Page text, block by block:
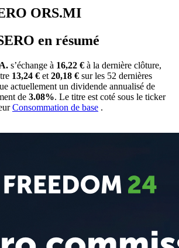
ORS.MI
en résumé
s’échange à 16,22 € à la dernière clôture,
13,24 € et 20,18 € sur les 52 dernières
actuellement un dividende annualisé de
de 3.08%. Le titre est coté sous le ticker
Consommation de base .